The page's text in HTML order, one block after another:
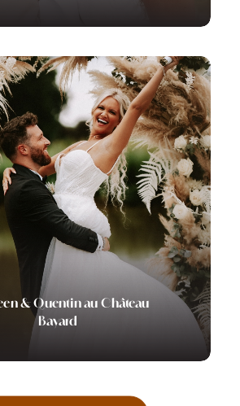
& Quentin au Château
Bayard